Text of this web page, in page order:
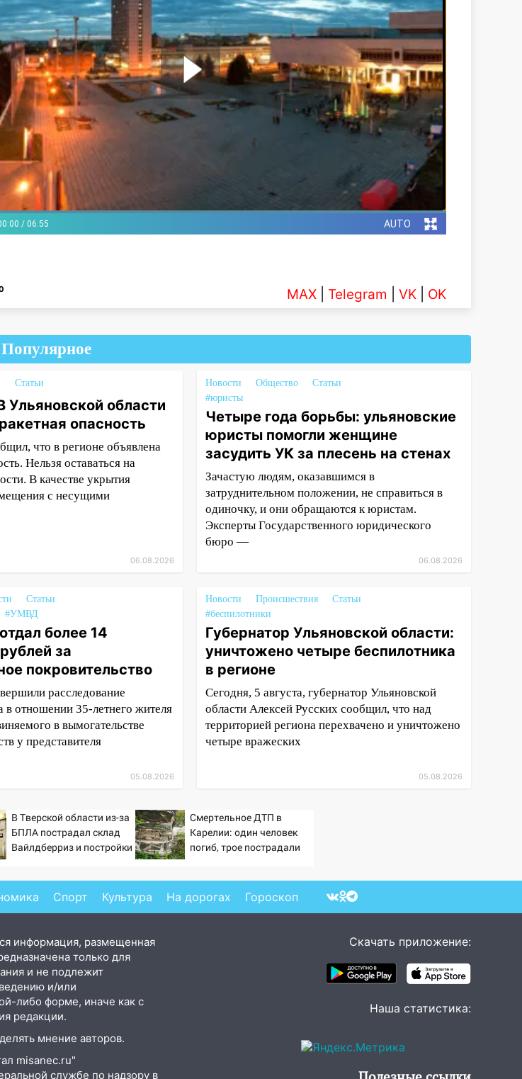
MAX Telegram VK OK
Популярное
Статьи
Ульяновской области
опасность
что в регионе объявлена
Нельзя оставаться на
В качестве укрытия
с несущими
06.08.2026
Новости Общество
Статьи
#юристы
Четыре года борьбы: ульяновские
юристы помогли женщине
засудить УК за плесень на стенах
Зачастую людям, оказавшимся в
затруднительном положении, не справиться в
одиночку, и они обращаются к юристам.
Эксперты Государственного юридического
бюро —
06.08.2026
Статьи
#УМВД
более 14
за
покровительство
расследование
в отношении 35-летнего жителя
в вымогательстве
у представителя
05.08.2026
Новости Происшествия
Статьи
#беспилотники
Губернатор Ульяновской области:
уничтожено четыре беспилотника
в регионе
Сегодня, 5 августа, губернатор Ульяновской
области Алексей Русских сообщил, что над
территорией региона перехвачено и уничтожено
четыре вражеских
05.08.2026
В Тверской области из-за
БПЛА пострадал склад
Вайлдберриз и постройки
области сегодня -
Afanasy.biz – Тверские
Смертельное ДТП в
Карелии: один человек
погиб, трое пострадали
Спорт Культура На дорогах Гороскоп
информация, размещенная
только для
и не подлежит
и/или
либо форме, иначе как с
редакции.
мнение авторов.
misanec.ru"
службе по надзору в
Скачать приложение:
Наша статистика: